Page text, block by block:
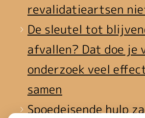
revalidatieartsen
De sleutel tot
afvallen? Dat doe je
onderzoek veel
samen
Spoedeisende hulp